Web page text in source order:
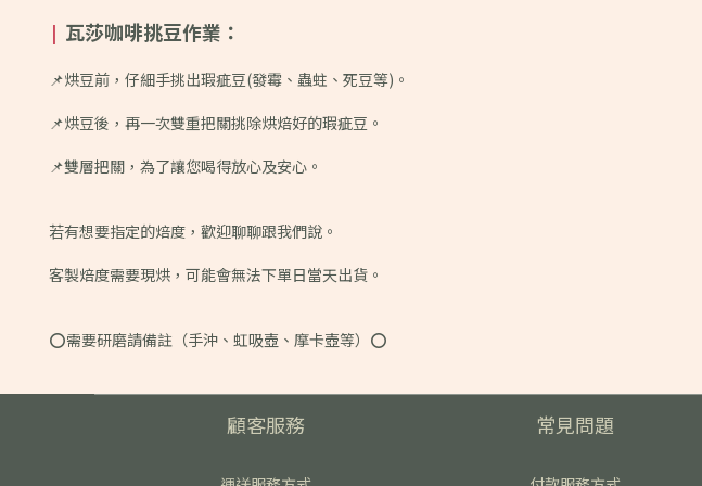
| 瓦莎咖啡挑豆作業：
📌烘豆前，仔細手挑出瑕疵豆(發霉、蟲蛀、死豆等)。
📌烘豆後，再一次雙重把關挑除烘焙好的瑕疵豆。
📌雙層把關，為了讓您喝得放心及安心。
若有想要指定的焙度，歡迎聊聊跟我們說。
客製焙度需要現烘，可能會無法下單日當天出貨。
⭕️需要研磨請備註（手沖、虹吸壺、摩卡壺等）⭕️
顧客服務 常見問題